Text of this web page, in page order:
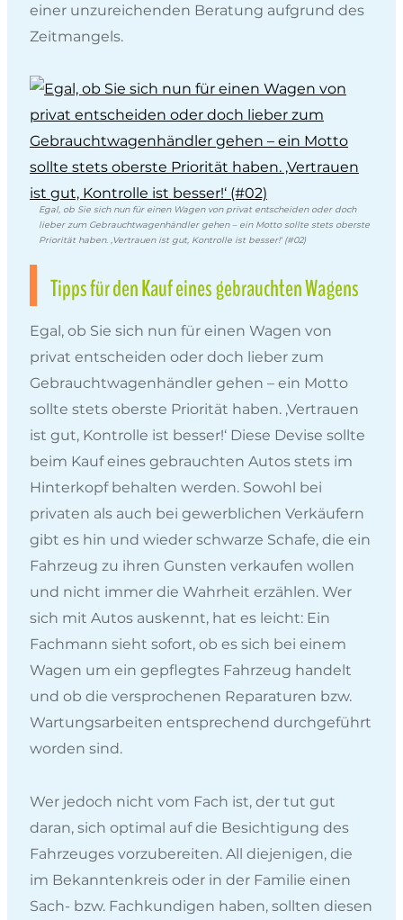
einer unzureichenden Beratung aufgrund des
Zeitmangels.
Egal, ob Sie sich nun für einen Wagen von privat entscheiden oder doch
lieber zum Gebrauchtwagenhändler gehen – ein Motto sollte stets oberste
Priorität haben. ‚Vertrauen ist gut, Kontrolle ist besser!‘ (#02)
Tipps für den Kauf eines gebrauchten Wagens
Egal, ob Sie sich nun für einen Wagen von
privat entscheiden oder doch lieber zum
Gebrauchtwagenhändler gehen – ein Motto
sollte stets oberste Priorität haben. ‚Vertrauen
ist gut, Kontrolle ist besser!‘ Diese Devise sollte
beim Kauf eines gebrauchten Autos stets im
Hinterkopf behalten werden. Sowohl bei
privaten als auch bei gewerblichen Verkäufern
gibt es hin und wieder schwarze Schafe, die ein
Fahrzeug zu ihren Gunsten verkaufen wollen
und nicht immer die Wahrheit erzählen. Wer
sich mit Autos auskennt, hat es leicht: Ein
Fachmann sieht sofort, ob es sich bei einem
Wagen um ein gepflegtes Fahrzeug handelt
und ob die versprochenen Reparaturen bzw.
Wartungsarbeiten entsprechend durchgeführt
worden sind.
Wer jedoch nicht vom Fach ist, der tut gut
daran, sich optimal auf die Besichtigung des
Fahrzeuges vorzubereiten. All diejenigen, die
im Bekanntenkreis oder in der Familie einen
Sach- bzw. Fachkundigen haben, sollten diesen